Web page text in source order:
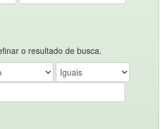
o resultado de busca.